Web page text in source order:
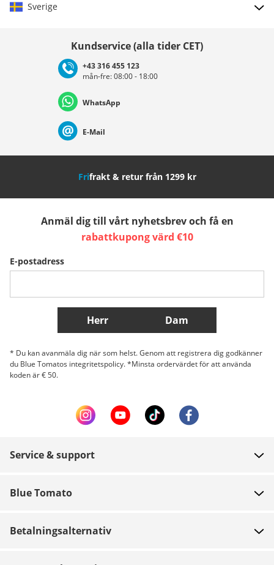
Sverige
Deutschland Österreich
Nederland Italia (Italiano) Italien (Deutsch)
België (Nederlands)
Belgique (Français) Danmark Norge
Fler länder
Kundservice (alla tider CET)
+43 316 455 123
mån-fre: 08:00 - 18:00
WhatsApp
E-Mail
Frifrakt & retur från 1299 kr
Anmäl dig till vårt nyhetsbrev och få en
rabattkupong värd €10
E-postadress
Herr Dam
* Du kan avanmäla dig när som helst. Genom att registrera dig godkänner
du Blue Tomatos integritetspolicy. *Minsta ordervärdet för att använda
koden är € 50.
Service & support
Betalning
Blue Tomato
Betalningsalternativ